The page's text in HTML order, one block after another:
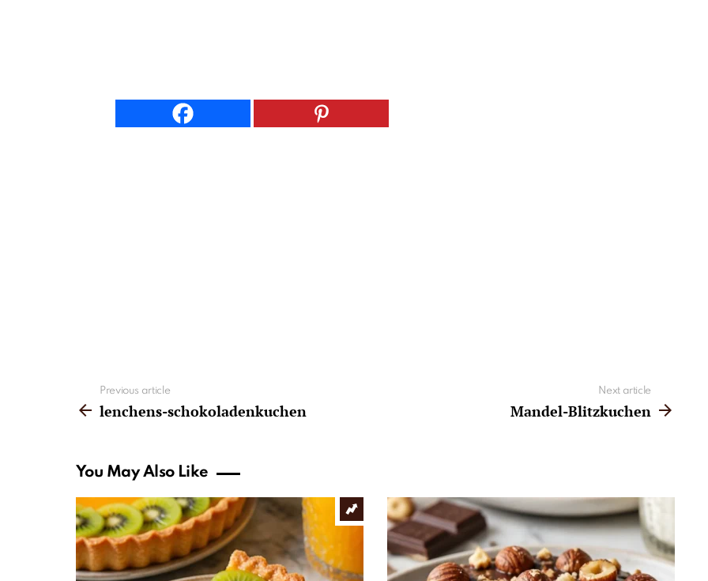
more
Previous article
lenchens-schokoladenkuchen
Next article
Mandel-Blitzkuchen
You May Also Like